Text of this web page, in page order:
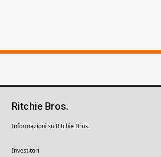
Ritchie Bros.
Informazioni su Ritchie Bros.
Investitori